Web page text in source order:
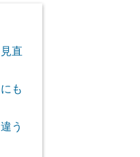
直
も
う